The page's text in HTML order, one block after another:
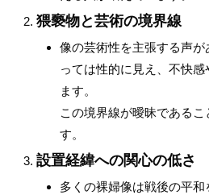
猥褻物と芸術の境界線
像の芸術性を主張する声が
っては性的に見え、不快
ます。
この境界線が曖昧である
す。
設置経緯への関心の低さ
多くの裸婦像は戦後の平